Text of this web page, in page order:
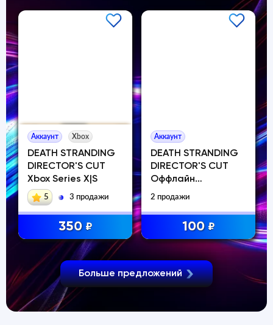
Аккаунт Xbox
DEATH STRANDING
DIRECTOR'S CUT
Xbox Series X|S
5 3 продажи
350 ₽
Аккаунт
DEATH STRANDING
DIRECTOR'S CUT
Оффлайн
Активация
2 продажи
100 ₽
Больше предложений